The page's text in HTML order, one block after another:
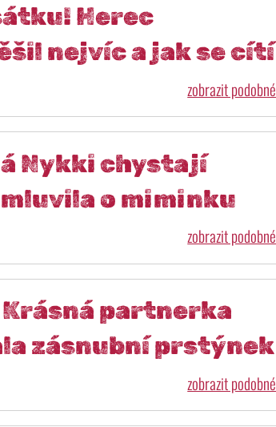
Herec
nejvíc a jak se cítí
zobrazit podobné
Nykki chystají
o miminku
zobrazit podobné
partnerka
zásnubní prstýnek
zobrazit podobné